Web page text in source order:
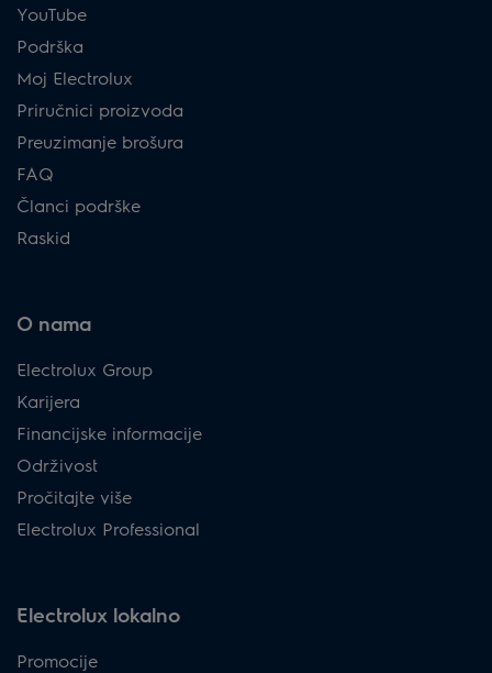
YouTube
Podrška
Moj Electrolux
Priručnici proizvoda
Preuzimanje brošura
FAQ
Članci podrške
Raskid
O nama
Electrolux Group
Karijera
Financijske informacije
Održivost
Pročitajte više
Electrolux Professional
Electrolux lokalno
Promocije